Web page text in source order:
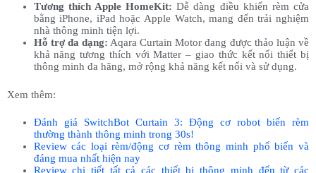
Tương thích Apple HomeKit: Dễ dàng điều khiển rèm cửa
bằng iPhone, iPad hoặc Apple Watch, mang đến trải nghiệm
nhà thông minh tiện lợi.
Hỗ trợ đa dạng: Aqara Curtain Motor đang được thảo luận về
khả năng tương thích với Matter – giao thức kết nối thiết bị
thông minh đa hãng, mở rộng khả năng kết nối và sử dụng.
Xem thêm:
Đánh giá SwitchBot Curtain 3: Động cơ robot biến rèm
thường thành thông minh trong 30s!
Review các loại rèm/động cơ rèm thông minh phổ biến và
đáng mua nhất hiện nay
Review chi tiết tất cả các thiết bị thông minh đến từ các